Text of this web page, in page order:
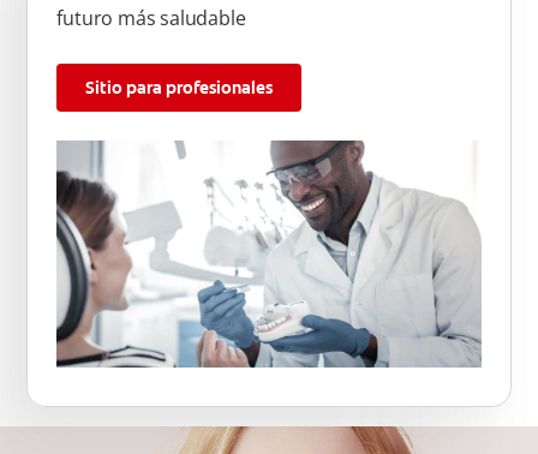
futuro más saludable
Sitio para profesionales